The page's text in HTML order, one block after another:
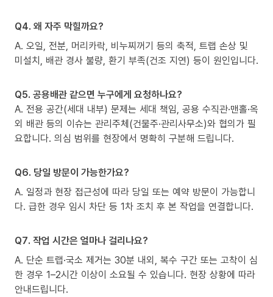
Q4. 왜 자주 막힐까요?
A. 오일, 전분, 머리카락, 비누찌꺼기 등의 축적, 트랩 손상 및
미설치, 배관 경사 불량, 환기 부족(건조 지연) 등이 원인입니다.
Q5. 공용배관 같으면 누구에게 요청하나요?
A. 전용 공간(세대 내부) 문제는 세대 책임, 공용 수직관·맨홀·옥
외 배관 등의 이슈는 관리주체(건물주·관리사무소)와 협의가 필
요합니다. 의심 범위를 현장에서 명확히 구분해 드립니다.
Q6. 당일 방문이 가능한가요?
A. 일정과 현장 접근성에 따라 당일 또는 예약 방문이 가능합니
다. 급한 경우 임시 차단 등 1차 조치 후 본 작업을 연결합니다.
Q7. 작업 시간은 얼마나 걸리나요?
A. 단순 트랩·국소 제거는 30분 내외, 복수 구간 또는 고착이 심
한 경우 1–2시간 이상이 소요될 수 있습니다. 현장 상황에 따라
안내드립니다.